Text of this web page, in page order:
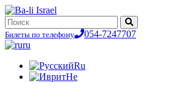
Билеты по телефону
054-7247707
ru
Ru
He